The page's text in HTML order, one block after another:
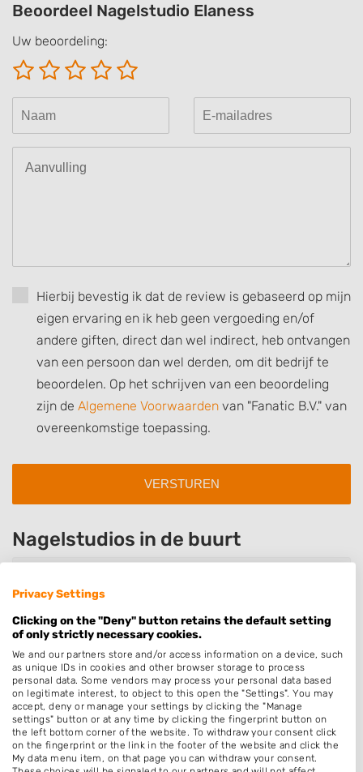
Beoordeel Nagelstudio Elaness
Uw beoordeling:
Hierbij bevestig ik dat de review is gebaseerd op mijn
eigen ervaring en ik heb geen vergoeding en/of
andere giften, direct dan wel indirect, heb ontvangen
van een persoon dan wel derden, om dit bedrijf te
beoordelen. Op het schrijven van een beoordeling
zijn de Algemene Voorwaarden van "Fanatic B.V." van
overeenkomstige toepassing.
Nagelstudios in de buurt
De Iep 4
Op 0,48 km afstand
MEREL.nagelstudio
Prins Mauritssingel 3
2912BG Nieuwerkerk aan den IJssel
Op 0,84 km afstand
Privacy Settings
Clicking on the "Deny" button retains the default setting
of only strictly necessary cookies.
We and our partners store and/or access information on a device, such
as unique IDs in cookies and other browser storage to process
personal data. Some vendors may process your personal data based
on legitimate interest, to object to this open the "Settings". You may
accept, deny or manage your settings by clicking the "Manage
settings" button or at any time by clicking the fingerprint button on
the left bottom corner of the website. To withdraw your consent click
on the fingerprint or the link in the footer of the website and click the
My data menu item, on that page you can withdraw your consent.